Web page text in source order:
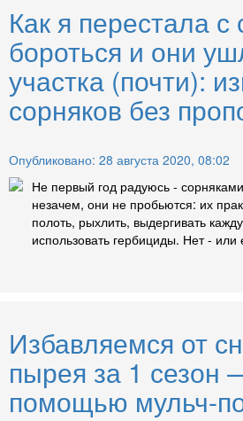
Как я перестала с
бороться и они
участка (почти):
сорняков без
Опубликовано: 28 августа 2020, 08:02
Не первый год радуюсь -
незачем, они не пробьются: их
полоть, рыхлить, выдергивать
использовать гербициды. Нет -
Избавляемся от
пырея за 1 сезон
помощью мульч-